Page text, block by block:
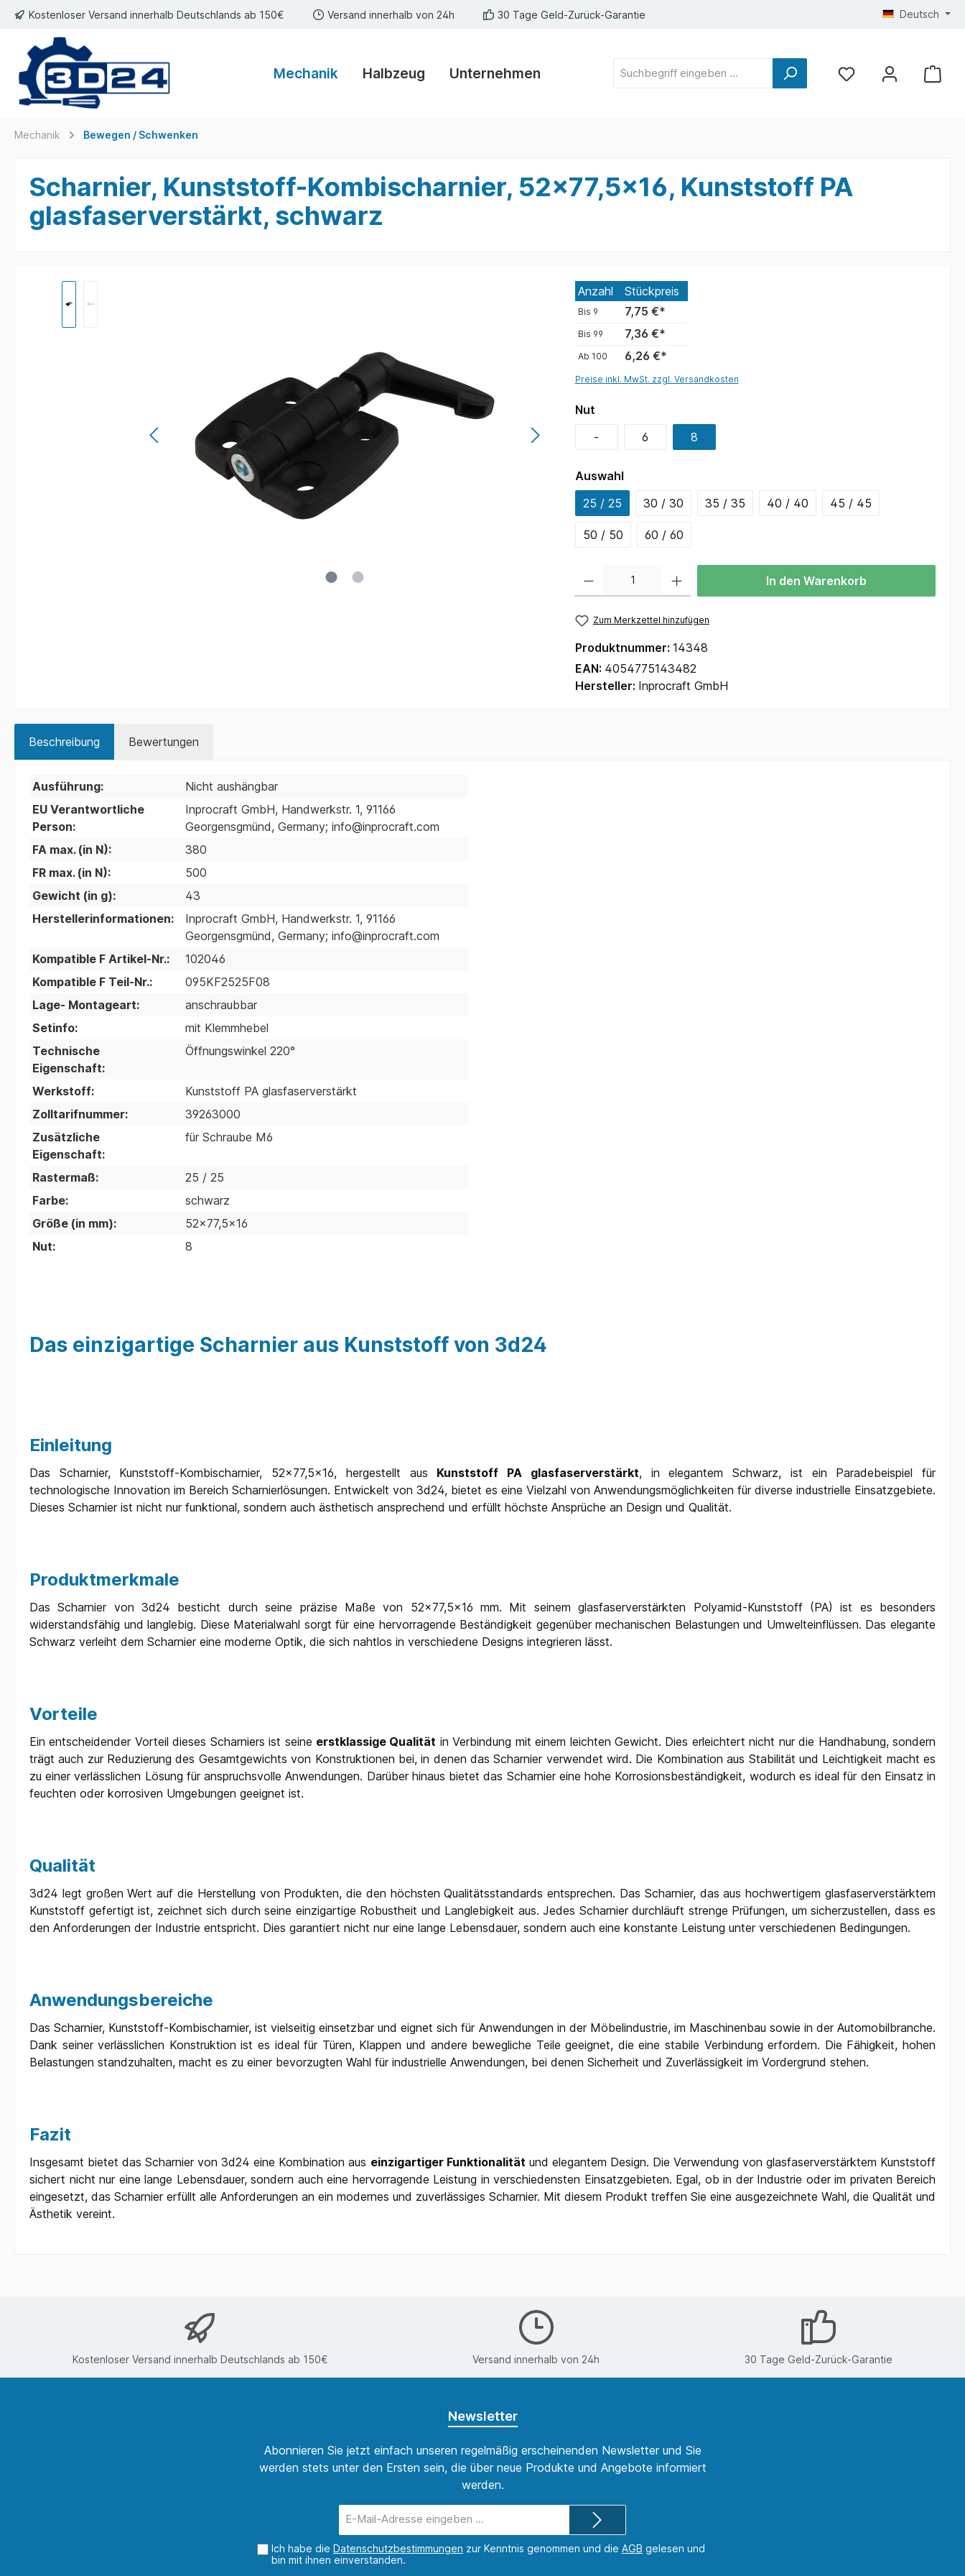
springen
Kostenloser Versand innerhalb Deutschlands ab 150€ Versand innerhalb von 24h 30 Tage Geld-Zurück-Garantie Deutsch
Mechanik Halbzeug Unternehmen
Mechanik Bewegen / Schwenken
Scharnier, Kunststoff-Kombischarnier, 52x77,5x16, Kunststoff PA
glasfaserverstärkt, schwarz
Anzahl Stückpreis
Bis 9 7,75 €*
Bis 99 7,36 €*
Ab 100 6,26 €*
Preise inkl. MwSt. zzgl. Versandkosten
Nut
-
6 8
Auswahl
25 / 25
30 / 30 35 / 35 40 / 40 45 / 45
50 / 50 60 / 60
In den Warenkorb
Zum Merkzettel hinzufügen
Produktnummer: 14348
EAN: 4054775143482
Hersteller: Inprocraft GmbH
Beschreibung Bewertungen
Das einzigartige Scharnier aus Kunststoff von 3d24
Einleitung
Das Scharnier, Kunststoff-Kombischarnier, 52x77,5x16, hergestellt aus Kunststoff PA glasfaserverstärkt, in elegantem Schwarz, ist ein Paradebeispiel für
technologische Innovation im Bereich Scharnierlösungen. Entwickelt von 3d24, bietet es eine Vielzahl von Anwendungsmöglichkeiten für diverse industrielle Einsatzgebiete.
Dieses Scharnier ist nicht nur funktional, sondern auch ästhetisch ansprechend und erfüllt höchste Ansprüche an Design und Qualität.
Produktmerkmale
Das Scharnier von 3d24 besticht durch seine präzise Maße von 52x77,5x16 mm. Mit seinem glasfaserverstärkten Polyamid-Kunststoff (PA) ist es besonders
widerstandsfähig und langlebig. Diese Materialwahl sorgt für eine hervorragende Beständigkeit gegenüber mechanischen Belastungen und Umwelteinflüssen. Das elegante
Schwarz verleiht dem Scharnier eine moderne Optik, die sich nahtlos in verschiedene Designs integrieren lässt.
Vorteile
Ein entscheidender Vorteil dieses Scharniers ist seine erstklassige Qualität in Verbindung mit einem leichten Gewicht. Dies erleichtert nicht nur die Handhabung, sondern
trägt auch zur Reduzierung des Gesamtgewichts von Konstruktionen bei, in denen das Scharnier verwendet wird. Die Kombination aus Stabilität und Leichtigkeit macht es
zu einer verlässlichen Lösung für anspruchsvolle Anwendungen. Darüber hinaus bietet das Scharnier eine hohe Korrosionsbeständigkeit, wodurch es ideal für den Einsatz in
feuchten oder korrosiven Umgebungen geeignet ist.
Qualität
3d24 legt großen Wert auf die Herstellung von Produkten, die den höchsten Qualitätsstandards entsprechen. Das Scharnier, das aus hochwertigem glasfaserverstärktem
Kunststoff gefertigt ist, zeichnet sich durch seine einzigartige Robustheit und Langlebigkeit aus. Jedes Scharnier durchläuft strenge Prüfungen, um sicherzustellen, dass es
den Anforderungen der Industrie entspricht. Dies garantiert nicht nur eine lange Lebensdauer, sondern auch eine konstante Leistung unter verschiedenen Bedingungen.
Anwendungsbereiche
Das Scharnier, Kunststoff-Kombischarnier, ist vielseitig einsetzbar und eignet sich für Anwendungen in der Möbelindustrie, im Maschinenbau sowie in der Automobilbranche.
Dank seiner verlässlichen Konstruktion ist es ideal für Türen, Klappen und andere bewegliche Teile geeignet, die eine stabile Verbindung erfordern. Die Fähigkeit, hohen
Belastungen standzuhalten, macht es zu einer bevorzugten Wahl für industrielle Anwendungen, bei denen Sicherheit und Zuverlässigkeit im Vordergrund stehen.
Fazit
Insgesamt bietet das Scharnier von 3d24 eine Kombination aus einzigartiger Funktionalität und elegantem Design. Die Verwendung von glasfaserverstärktem Kunststoff
sichert nicht nur eine lange Lebensdauer, sondern auch eine hervorragende Leistung in verschiedensten Einsatzgebieten. Egal, ob in der Industrie oder im privaten Bereich
eingesetzt, das Scharnier erfüllt alle Anforderungen an ein modernes und zuverlässiges Scharnier. Mit diesem Produkt treffen Sie eine ausgezeichnete Wahl, die Qualität und
Ästhetik vereint.
Ausführung:
Nicht aushängbar
EU Verantwortliche
Person:
Inprocraft GmbH, Handwerkstr. 1, 91166
Georgensgmünd, Germany; info@inprocraft.com
FA max. (in N):
380
FR max. (in N):
500
Gewicht (in g):
43
Herstellerinformationen:
Inprocraft GmbH, Handwerkstr. 1, 91166
Georgensgmünd, Germany; info@inprocraft.com
Kompatible F Artikel-Nr.:
102046
Kompatible F Teil-Nr.:
095KF2525F08
Lage- Montageart:
anschraubbar
Setinfo:
mit Klemmhebel
Technische
Eigenschaft:
Öffnungswinkel 220°
Werkstoff:
Kunststoff PA glasfaserverstärkt
Zolltarifnummer:
39263000
Zusätzliche
Eigenschaft:
für Schraube M6
Rastermaß:
25 / 25
Farbe:
schwarz
Größe (in mm):
52x77,5x16
Nut:
8
Kostenloser Versand innerhalb Deutschlands ab 150€ Versand innerhalb von 24h 30 Tage Geld-Zurück-Garantie
Newsletter
Abonnieren Sie jetzt einfach unseren regelmäßig erscheinenden Newsletter und Sie
werden stets unter den Ersten sein, die über neue Produkte und Angebote informiert
werden.
Mail-
Adresse*
Ich habe die Datenschutzbestimmungen zur Kenntnis genommen und die AGB gelesen und
bin mit ihnen einverstanden.